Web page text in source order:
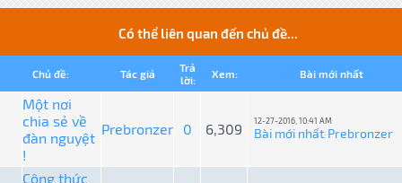
Có thể liên quan đến chủ đề...
Chủ đề: Tác giả
Trả
lời:
Xem: Bài mới nhất
Một nơi
chia sẻ về
đàn nguyệt
!
Prebronzer 0 6,309 12-27-2016, 10:41 AM
Bài mới nhất: Prebronzer
Công thức